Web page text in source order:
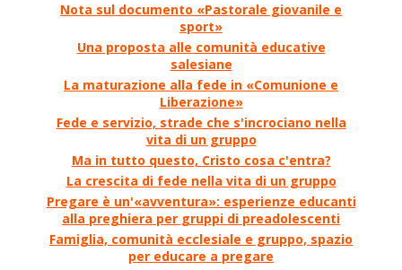
Nota sul documento «Pastorale giovanile e
sport»
Una proposta alle comunità educative
salesiane
La maturazione alla fede in «Comunione e
Liberazione»
Fede e servizio, strade che s'incrociano nella
vita di un gruppo
Ma in tutto questo, Cristo cosa c'entra?
La crescita di fede nella vita di un gruppo
Pregare è un'«avventura»: esperienze educanti
alla preghiera per gruppi di preadolescenti
Famiglia, comunità ecclesiale e gruppo, spazio
per educare a pregare